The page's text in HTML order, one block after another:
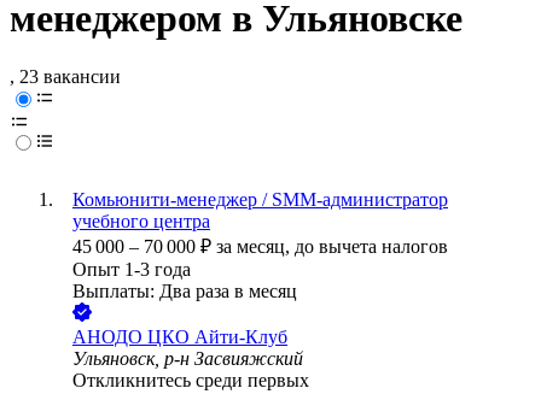
менеджером в Ульяновске
, 23 вакансии
Комьюнити-менеджер / SMM-администратор
учебного центра
45 000 – 70 000 ₽ за месяц, до вычета налогов
Опыт 1-3 года
Выплаты: Два раза в месяц
АНОДО ЦКО Айти-Клуб
Ульяновск, р-н Засвияжский
Откликнитесь среди первых